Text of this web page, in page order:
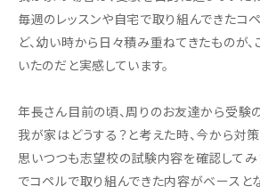
毎週のレッスンや自宅で取り組んできたコペ
ど、幼い時から日々積み重ねてきたものが
いたのだと実感しています。
年長さん目前の頃、周りのお友達から受験
我が家はどうする？と考えた時、今から対
思いつつも志望校の試験内容を確認してみ
でコペルで取り組んできた内容がベースと